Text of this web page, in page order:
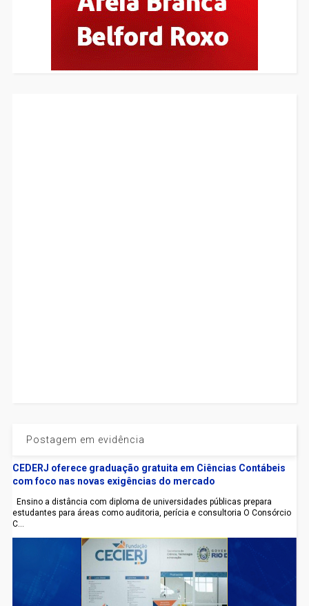
Postagem em evidência
CEDERJ oferece graduação gratuita em Ciências Contábeis
com foco nas novas exigências do mercado
Ensino a distância com diploma de universidades públicas prepara
estudantes para áreas como auditoria, perícia e consultoria O Consórcio
C...